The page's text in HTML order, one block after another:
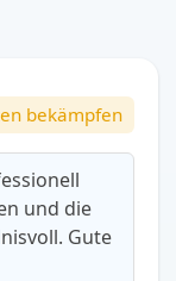
bekämpfen
und die
Gute